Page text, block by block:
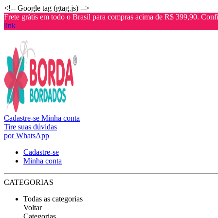
<!-- Google tag (gtag.js) -->
Frete grátis em todo o Brasil para compras acima de R$ 399,90.
link
Cadastre-se Minha conta
Tire suas dúvidas
por WhatsApp
Cadastre-se
Minha conta
CATEGORIAS
Todas as categorias
Voltar
Categorias